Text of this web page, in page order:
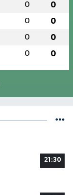
0 0
0 0
0 0
0 0
21:30